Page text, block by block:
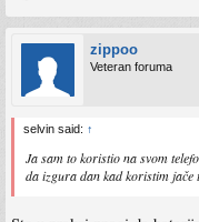
zippoo
Veteran foruma
selvin said: ↑
Ja sam to koristio na svom
da izgura dan kad koristim jače